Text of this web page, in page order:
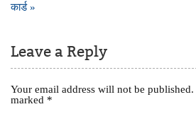
कार्ड »
Leave a Reply
Your email address will not be published.
marked *